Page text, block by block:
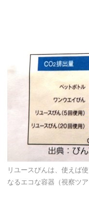
リユースびんは、使えば
なるエコな容器（視察ツア